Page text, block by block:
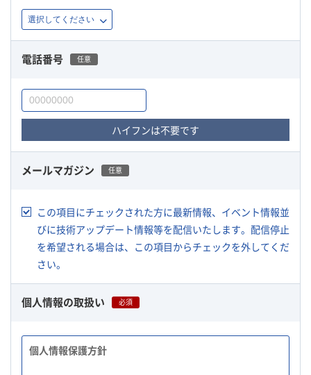
電話番号 任意
ハイフンは不要です
メールマガジン 任意
この項目にチェックされた方に最新情報、イベント情報並
びに技術アップデート情報等を配信いたします。配信停止
を希望される場合は、この項目からチェックを外してくだ
さい。
個人情報の取扱い 必須
個人情報保護方針